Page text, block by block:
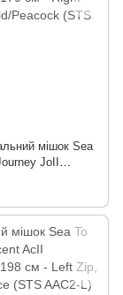
мішок Sea
JoII
см - Right Zip,
(STS AJO2-